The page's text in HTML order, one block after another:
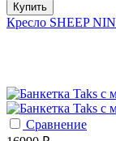
Купить
Кресло SHEEP
Сравнение